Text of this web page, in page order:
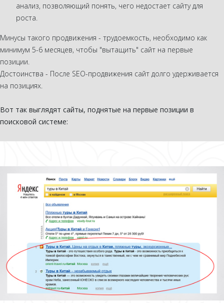
анализ, позволяющий понять, чего недостает сайту для
роста.
Минусы такого продвижения - трудоемкость, необходимо как
минимум 5-6 месяцев, чтобы "вытащить" сайт на первые
позиции.
Достоинства - После SEO-продвижения сайт долго удерживается
на позициях.
Вот так выглядят сайты, поднятые на первые позиции в
поисковой системе: